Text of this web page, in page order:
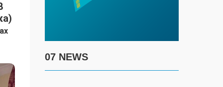
07 NEWS